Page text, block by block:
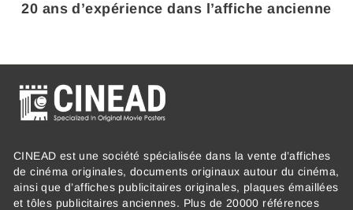
20 ans d’expérience dans l’affiche ancienne
CINEAD est une société spécialisée dans la vente d’affiches
de cinéma originales, documents originaux autour du cinéma,
ainsi que d’affiches publicitaires originales, plaques émaillées
et tôles publicitaires anciennes. Plus de 20000 références